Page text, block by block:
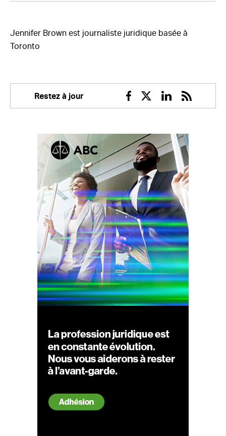
Jennifer Brown est journaliste juridique basée à
Toronto
Restez à jour
Facebook
TwitterLinkedin
RSS